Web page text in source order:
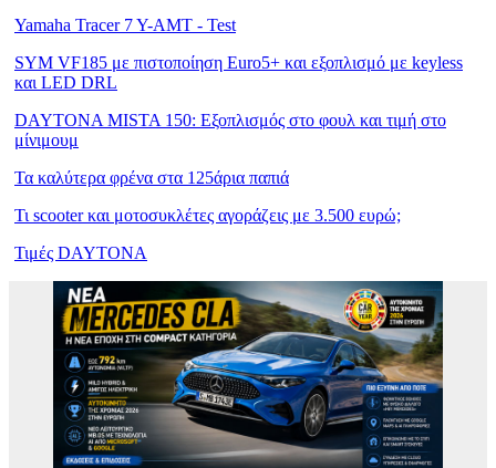
Yamaha Tracer 7 Y-AMT - Test
SYM VF185 με πιστοποίηση Euro5+ και εξοπλισμό με keyless
και LED DRL
DAYTONA MISTA 150: Εξοπλισμός στο φουλ και τιμή στο
μίνιμουμ
Τα καλύτερα φρένα στα 125άρια παπιά
Τι scooter και μοτοσυκλέτες αγοράζεις με 3.500 ευρώ;
Τιμές DAYTONA